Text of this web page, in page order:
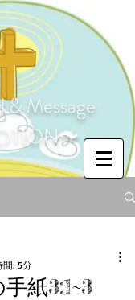
& Message
〜
紙3:1~3
間: 5分